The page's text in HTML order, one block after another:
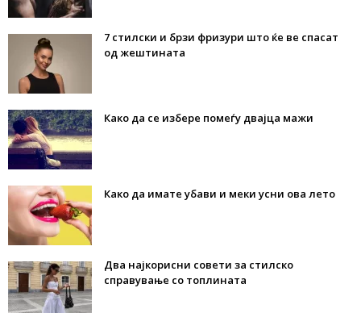
7 стилски и брзи фризури што ќе ве спасат
од жештината
Како да се избере помеѓу двајца мажи
Како да имате убави и меки усни ова лето
Два најкорисни совети за стилско
справување со топлината